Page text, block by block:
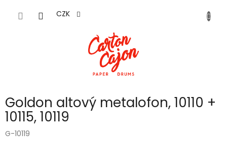
CZK
Goldon altový metalofon, 10110 +
10115, 10119
G-10119